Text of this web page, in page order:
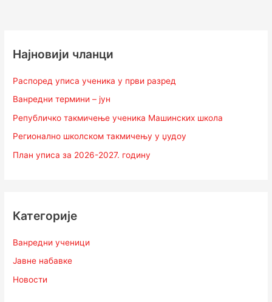
Најновији чланци
Распоред уписа ученика у први разред
Ванредни термини – јун
Републичко такмичење ученика Машинских школа
Регионално школском такмичењу у џудоу
План уписа за 2026-2027. годину
Категорије
Ванредни ученици
Јавне набавке
Новости